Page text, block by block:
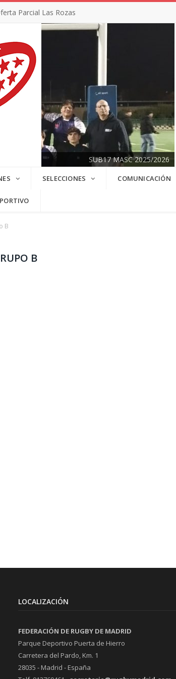
Parcial Las Rozas
SUB17 MASC 2025/2026
SELECCIONES COMUNICACIÓN
B
B
LOCALIZACIÓN
FEDERACIÓN DE RUGBY DE MADRID
Parque Deportivo Puerta de Hierro
Carretera del Pardo, Km. 1
28035 - Madrid - España